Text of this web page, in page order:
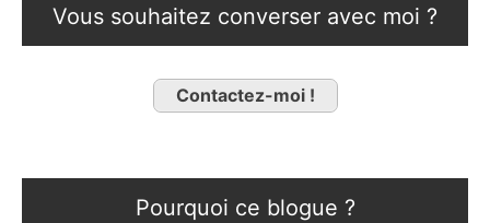
Vous souhaitez converser avec moi ?
Contactez-moi !
Pourquoi ce blogue ?